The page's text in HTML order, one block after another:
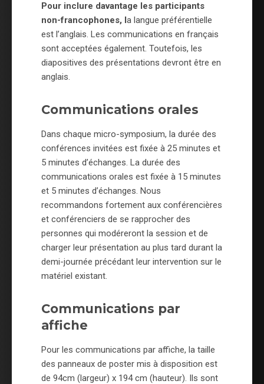
Pour inclure davantage les participants
non-francophones, la langue préférentielle
est l’anglais. Les communications en français
sont acceptées également. Toutefois, les
diapositives des présentations devront être en
anglais.
Communications orales
Dans chaque micro-symposium, la durée des
conférences invitées est fixée à 25 minutes et
5 minutes d’échanges. La durée des
communications orales est fixée à 15 minutes
et 5 minutes d’échanges. Nous
recommandons fortement aux conférencières
et conférenciers de se rapprocher des
personnes qui modéreront la session et de
charger leur présentation au plus tard durant la
demi-journée précédant leur intervention sur le
matériel existant.
Communications par
affiche
Pour les communications par affiche, la taille
des panneaux de poster mis à disposition est
de 94cm (largeur) x 194 cm (hauteur). Ils sont